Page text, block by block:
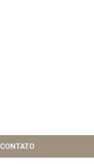
CONTATO